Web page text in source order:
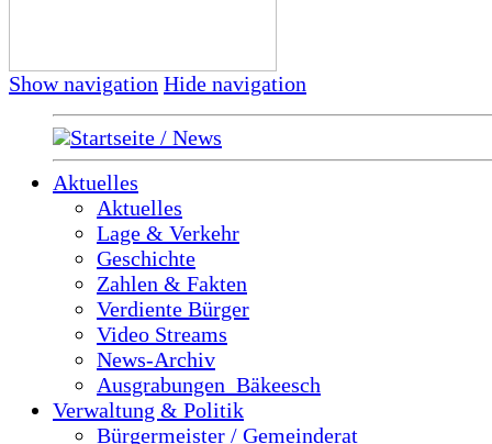
Show navigation Hide navigation
Startseite / News
Aktuelles
Aktuelles
Lage & Verkehr
Geschichte
Zahlen & Fakten
Verdiente Bürger
Video Streams
News-Archiv
Ausgrabungen_Bäkeesch
Verwaltung & Politik
Bürgermeister / Gemeinderat